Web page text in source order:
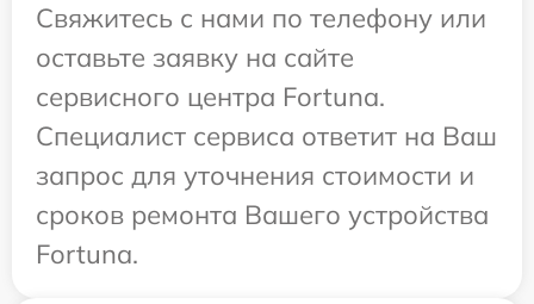
Свяжитесь с нами по телефону или
оставьте заявку на сайте
сервисного центра Fortuna.
Специалист сервиса ответит на Ваш
запрос для уточнения стоимости и
сроков ремонта Вашего устройства
Fortuna.